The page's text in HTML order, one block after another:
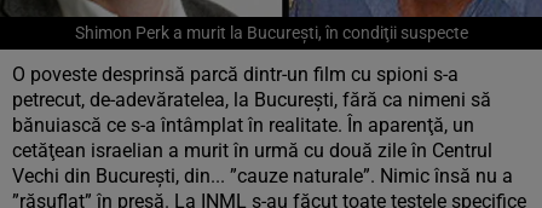
Shimon Perk a murit la Bucureşti, în condiţii suspecte
O poveste desprinsă parcă dintr-un film cu spioni s-a
petrecut, de-adevăratelea, la Bucureşti, fără ca nimeni să
bănuiască ce s-a întâmplat în realitate. În aparenţă, un
cetăţean israelian a murit în urmă cu două zile în Centrul
Vechi din Bucureşti, din... ”cauze naturale”. Nimic însă nu a
”răsuflat” în presă. La INML s-au făcut toate testele specifice